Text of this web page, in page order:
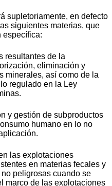
supletoriamente, en defecto
siguientes materias, que
específica:
resultantes de la
eliminación y
minerales, así como de la
regulado en la Ley
y gestión de subproductos
humano en lo no
las explotaciones
en materias fecales y
peligrosas cuando se
marco de las explotaciones